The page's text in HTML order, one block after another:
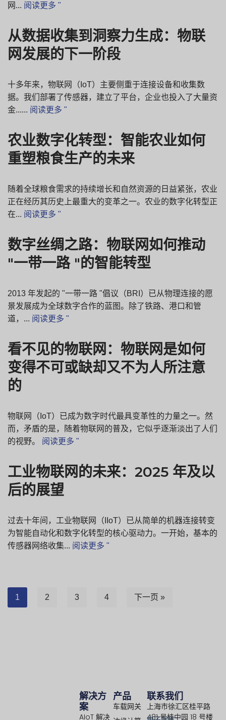
网... 阅读更多 "
从数据收集到洞察力生成：物联
网发展的下一阶段
十多年来，物联网（IoT）主要侧重于连接设备和收集数
据。我们部署了传感器，建立了平台，企业也投入了大量资
金...... 阅读更多 "
农业数字化转型：智能农业如何
重塑粮食生产的未来
随着全球粮食需求的持续增长和自然资源的日益紧张，农业
正在经历其历史上最重大的变革之一。农业的数字化转型正
在... 阅读更多 "
数字丝绸之路：物联网如何推动
"一带一路 "的智能转型
2013 年发起的 "一带一路 "倡议（BRI）已从物理连接的愿
景发展成为全球数字合作的蓝图。除了铁路、港口和管
道，... 阅读更多 "
看不见的物联网：物联网是如何
变得不可或缺却又不为人所注意
的
物联网（IoT）已成为数字时代最具变革性的力量之一。然
而，矛盾的是，随着物联网的普及，它似乎逐渐淡出了人们
的视野。 阅读更多 "
工业物联网的未来：2025 年及以
后的展望
过去十年间，工业物联网（IIoT）已从简单的机器连接转变
为智能自动化和数字化转型的核心驱动力。一开始，基本的
传感器网络收集... 阅读更多 "
1 2 3 4 下一页 »
产品
车载网关
解决方
案
AIoT 解决
联系我们
上海市徐汇区桂平路
481 号桂中园 18 号楼